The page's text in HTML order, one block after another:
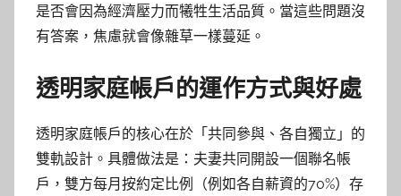
是否會因為經濟壓力而犧牲生活品質。當這些問題沒
有答案，焦慮就會像雜草一樣蔓延。
透明家庭帳戶的運作方式與好處
透明家庭帳戶的核心在於「共同參與、各自獨立」的
雙軌設計。具體做法是：夫妻共同開設一個聯名帳
戶，雙方每月按約定比例（例如各自薪資的70%）存